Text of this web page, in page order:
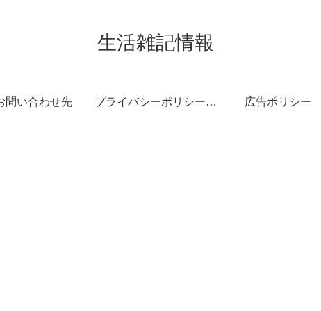
生活雑記情報
問い合わせ先 プライバシーポリシー・免責事項 広告ポリシー